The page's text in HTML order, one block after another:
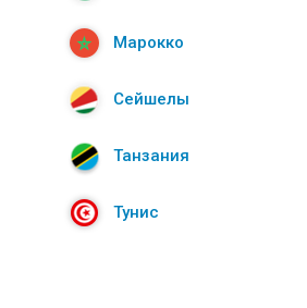
Марокко
Сейшелы
Танзания
Тунис